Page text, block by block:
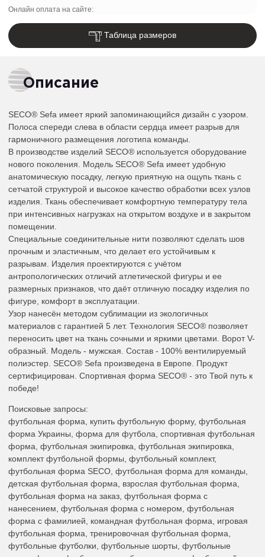
Онлайн оплата на сайте:
Таблица размеров
Описание
SECO® Sefa имеет яркий запоминающийся дизайн с узором.
Полоса спереди слева в области сердца имеет разрыв для
гармоничного размещения логотипа команды.
В производстве изделий SECO® используется оборудование
нового поколения. Модель SECO® Sefa имеет удобную
анатомическую посадку, легкую приятную на ощупь ткань с
сетчатой структурой и высокое качество обработки всех узлов
изделия. Ткань обеспечивает комфортную температуру тела
при интенсивных нагрузках на открытом воздухе и в закрытом
помещении.
Специальные соединительные нити позволяют сделать шов
прочным и эластичным, что делает его устойчивым к
разрывам. Изделия проектируются с учётом
антропологических отличий атлетической фигуры и ее
размерных признаков, что даёт отличную посадку изделия по
фигуре, комфорт в эксплуатации.
Узор нанесён методом сублимации из экологичных
материалов с гарантией 5 лет. Технология SECO® позволяет
переносить цвет на ткань сочными и яркими цветами. Ворот V-
образный. Модель - мужская. Состав - 100% вентилируемый
полиэстер. SECO® Sefa произведена в Европе. Продукт
сертифицирован. Спортивная форма SECO® - это Твой путь к
победе!
Поисковые запросы:
футбольная форма, купить футбольную форму, футбольная
форма Украины, форма для футбола, спортивная футбольная
форма, футбольная экипировка, футбольная экипировка,
комплект футбольной формы, футбольный комплект,
футбольная форма SECO, футбольная форма для команды,
детская футбольная форма, взрослая футбольная форма,
футбольная форма на заказ, футбольная форма с
нанесением, футбольная форма с номером, футбольная
форма с фамилией, командная футбольная форма, игровая
футбольная форма, тренировочная футбольная форма,
футбольные футболки, футбольные шорты, футбольные